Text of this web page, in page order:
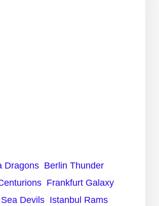
Dragons Berlin Thunder
Frankfurt Galaxy
Devils Istanbul Rams